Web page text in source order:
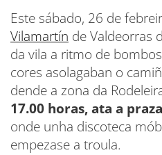
Este sábado, 26 de
Vilamartín de Valdeorras
da vila a ritmo de
cores asolagaban o
dende a zona da
17.00 horas, ata a
onde unha discoteca
empezase a troula.